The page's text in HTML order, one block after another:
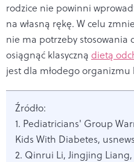
rodzice nie powinni
na własną rękę. W celu
nie ma potrzeby stosowania
osiągnąć klasyczną dietą
jest dla młodego organizmu
Źródło:
1. Pediatricians' Group
Kids With Diabetes,
2. Qinrui Li, Jingjing